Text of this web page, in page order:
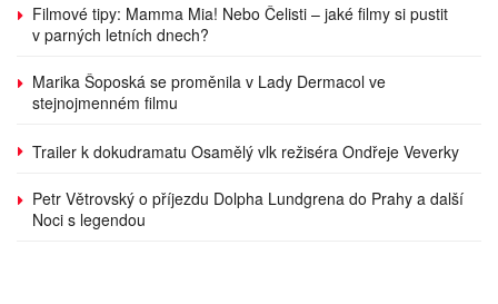
Filmové tipy: Mamma Mia! Nebo Čelisti – jaké filmy si pustit
v parných letních dnech?
Marika Šoposká se proměnila v Lady Dermacol ve
stejnojmenném filmu
Trailer k dokudramatu Osamělý vlk režiséra Ondřeje Veverky
Petr Větrovský o příjezdu Dolpha Lundgrena do Prahy a další
Noci s legendou